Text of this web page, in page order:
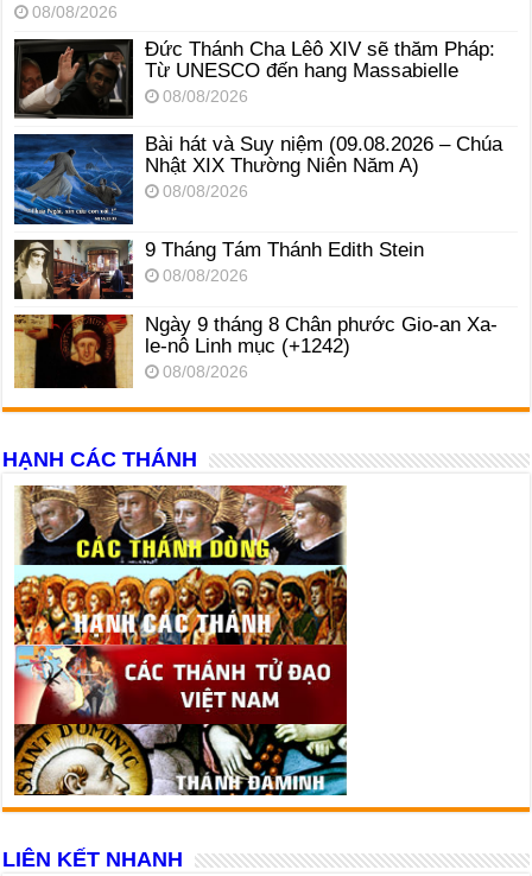
08/08/2026
Đức Thánh Cha Lêô XIV sẽ thăm Pháp:
Từ UNESCO đến hang Massabielle
08/08/2026
Bài hát và Suy niệm (09.08.2026 – Chúa
Nhật XIX Thường Niên Năm A)
08/08/2026
9 Tháng Tám Thánh Edith Stein
08/08/2026
Ngày 9 tháng 8 Chân phước Gio-an Xa-
le-nô Linh mục (+1242)
08/08/2026
HẠNH CÁC THÁNH
LIÊN KẾT NHANH